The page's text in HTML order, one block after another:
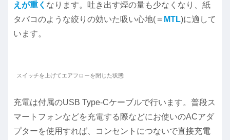
えが重く なります。吐き出す煙の量も少なくなり、紙
タバコのような絞りの効いた吸い心地(＝ MTL)に適して
います。
スイッチを上げてエアフローを閉じた状態
充電は付属のUSB Type-Cケーブルで行います。普段ス
マートフォンなどを充電する際などにお使いのACアダ
プターを使用すれば、コンセントにつないで直接充電